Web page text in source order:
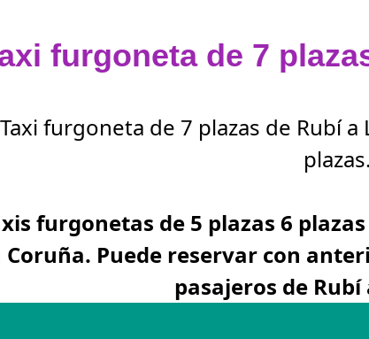
furgoneta de 7
Taxi furgoneta de 7 plazas de Rubí
plazas.
furgonetas de 5 plazas 6
Coruña. Puede reservar con
pasajeros de Rubí